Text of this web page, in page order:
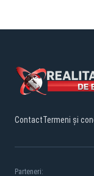
ContactTermeni și
Parteneri: